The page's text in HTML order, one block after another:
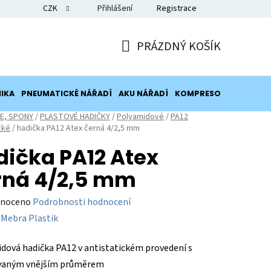
CZK Přihlášení Registrace
KOŠÍK
PRÁZDNÝ KOŠÍK
PNEUMATICKÉ NÁŘADÍ AKU NÁŘADÍ KOMPRESORY
SPONY/PLASTOVÉ HADIČKY/Polyamidové/PA12
/hadička PA12 Atex černá 4/2,5 mm
PA12 Atex
4/2,5 mm
Podrobnosti hodnocení
Mebra Plastik
hadička PA12 v antistatickém provedení s
vnějším průměrem